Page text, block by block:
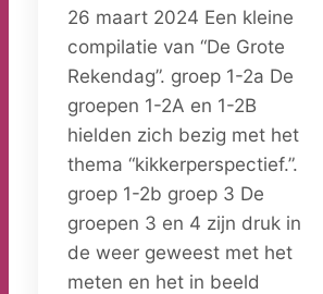
26 maart 2024 Een kleine
compilatie van “De Grote
Rekendag”. groep 1-2a De
groepen 1-2A en 1-2B
hielden zich bezig met het
thema “kikkerperspectief.”.
groep 1-2b groep 3 De
groepen 3 en 4 zijn druk in
de weer geweest met het
meten en het in beeld
Werken
Contact
Nieuwe
Leerling